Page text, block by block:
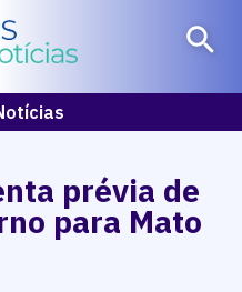
prévia de
para Mato